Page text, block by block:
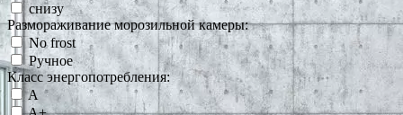
снизу
Размораживание морозильной камеры:
No frost
Ручное
Класс энергопотребления:
A